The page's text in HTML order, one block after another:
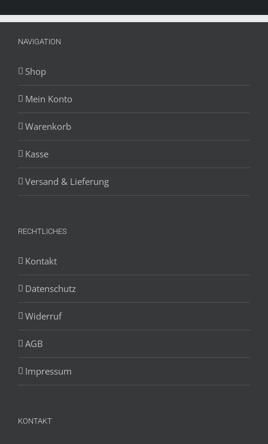
NAVIGATION
Shop
Mein Konto
Warenkorb
Kasse
Versand & Lieferung
RECHTLICHES
Kontakt
Datenschutz
Widerruf
AGB
Impressum
KONTAKT